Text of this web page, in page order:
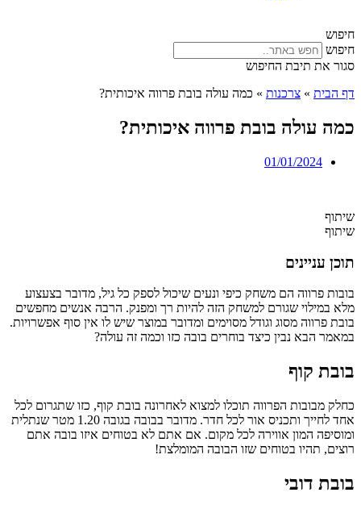
חיפוש
חיפוש
סגור את תיבת החיפוש
דף הבית » צרכנות » כמה עולה בובת פרווה איכותית?
כמה עולה בובת פרווה איכותית?
01/01/2024
שיתוף
שיתוף
תוכן עניינים
בובות פרווה הם משחק כיפי ונעים שיכול לספק כל גיל, מדובר בצעצוע
מלא במילוי שגורם למשחק הזה להיות רך ומפנק. הרבה אנשים מחפשים
בובת פרווה מסוג וגודל מסוימים ומדובר במוצר שיש לו אין סוף אפשרויות.
במאמר הבא נבין כיצד בוחרים בובה כזו וכמה זה עולה?
בובת קוף
כחלק מבובות הפרווה תוכלו למצוא לאחרונה בובת קוף, כזו שתגרום לכל
אחד לחייך ותכניס אור לכל חדר. מדובר בבובה בגובה 1.20 מטר שנתלית
ומוסיפה המון אווירה לכל מקום. אם אתם לא בטוחים איזו בובה אתם
רוצים, תהיו בטוחים שזו הבובה המומלצת!
בובת דובי